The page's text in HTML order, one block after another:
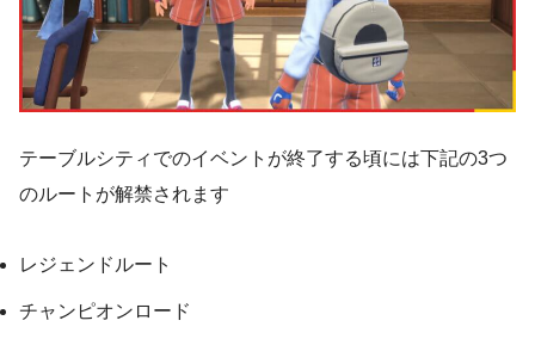
テーブルシティでのイベントが終了する頃には下記の3つ
のルートが解禁されます
レジェンドルート
チャンピオンロード